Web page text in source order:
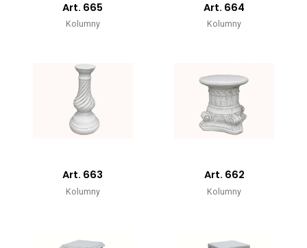
Art. 665
Kolumny
Art. 664
Kolumny
Art. 663
Kolumny
Art. 662
Kolumny